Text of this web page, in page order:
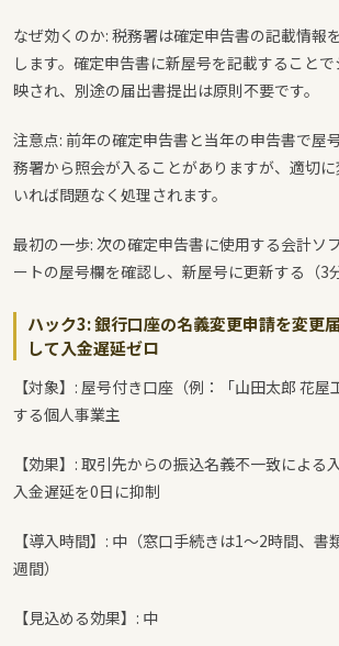
なぜ効くのか: 税務署は確定申告書の記載情報
します。確定申告書に新屋号を記載すること
映され、別途の届出書提出は原則不要です。
注意点: 前年の確定申告書と当年の申告書で屋
務署から照会が入ることがありますが、適切
いれば問題なく処理されます。
最初の一歩: 次の確定申告書に使用する会計ソ
ートの屋号欄を確認し、新屋号に更新する（3分
ハック3: 銀行口座の名義変更申請を変更
して入金遅延ゼロ
【対象】: 屋号付き口座（例：「山田太郎 花
する個人事業主
【効果】: 取引先からの振込名義不一致による
入金遅延を0日に抑制
【導入時間】: 中（窓口手続きは1〜2時間、書
週間）
【見込める効果】: 中